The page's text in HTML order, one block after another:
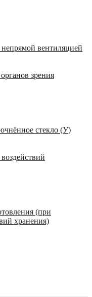
вентиляцией
зрения
стекло (У)
(при
хранения)